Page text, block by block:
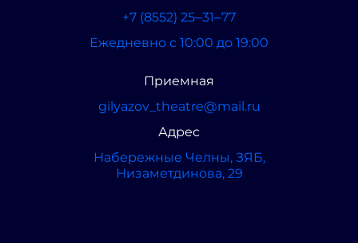
+7 (8552) 25‒31‒77
Ежедневно с 10:00 до 19:00
Приемная
gilyazov_theatre@mail.ru
Адрес
​Набережные Челны, ЗЯБ,
Низаметдинова, 29